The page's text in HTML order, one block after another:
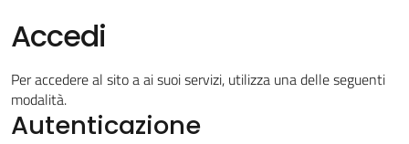
Vivere
Mordano
Accedi
Per accedere al sito a ai suoi servizi, utilizza una delle seguenti
modalità.
Autenticazione